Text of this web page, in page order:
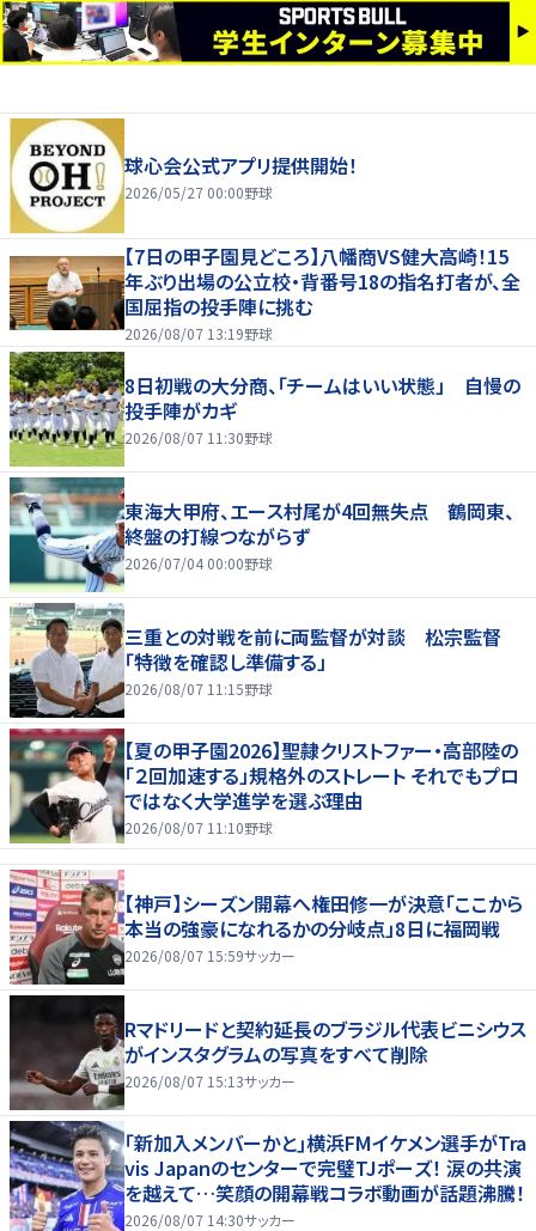
球心会公式アプリ提供開始！
2026/05/27 00:00野球
【7日の甲子園見どころ】八幡商VS健大高崎！15
年ぶり出場の公立校・背番号18の指名打者が、全
国屈指の投手陣に挑む
2026/08/07 13:19野球
8日初戦の大分商、「チームはいい状態」 自慢の
投手陣がカギ
2026/08/07 11:30野球
東海大甲府、エース村尾が4回無失点 鶴岡東、
終盤の打線つながらず
2026/07/04 00:00野球
三重との対戦を前に両監督が対談 松宗監督
「特徴を確認し準備する」
2026/08/07 11:15野球
【夏の甲子園2026】聖隷クリストファー・高部陸の
「２回加速する」規格外のストレート それでもプロ
ではなく大学進学を選ぶ理由
2026/08/07 11:10野球
【神戸】シーズン開幕へ権田修一が決意「ここから
本当の強豪になれるかの分岐点」8日に福岡戦
2026/08/07 15:59サッカー
Rマドリードと契約延長のブラジル代表ビニシウス
がインスタグラムの写真をすべて削除
2026/08/07 15:13サッカー
｢新加入メンバーかと｣横浜FMイケメン選手がTra
vis Japanのセンターで完璧TJポーズ！ 涙の共演
を越えて…笑顔の開幕戦コラボ動画が話題沸騰！
2026/08/07 14:30サッカー